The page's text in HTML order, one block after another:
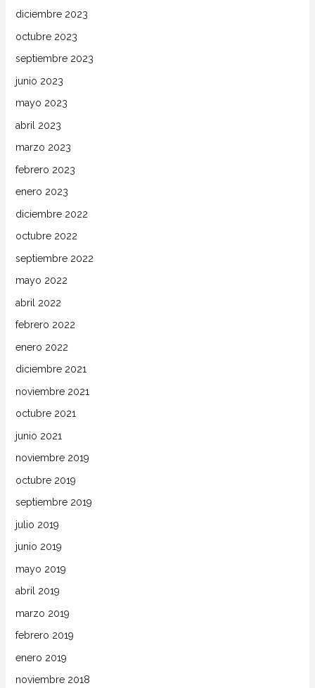
diciembre 2023
octubre 2023
septiembre 2023
junio 2023
mayo 2023
abril 2023
marzo 2023
febrero 2023
enero 2023
diciembre 2022
octubre 2022
septiembre 2022
mayo 2022
abril 2022
febrero 2022
enero 2022
diciembre 2021
noviembre 2021
octubre 2021
junio 2021
noviembre 2019
octubre 2019
septiembre 2019
julio 2019
junio 2019
mayo 2019
abril 2019
marzo 2019
febrero 2019
enero 2019
noviembre 2018